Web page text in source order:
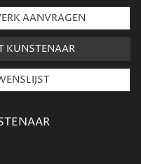
AANVRAGEN
KUNSTENAAR